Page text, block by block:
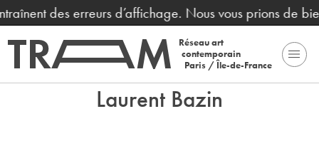
des erreurs d’affichage. Nous vous prions de
Réseau art
contemporain
Paris / Île-de-France
Laurent Bazin